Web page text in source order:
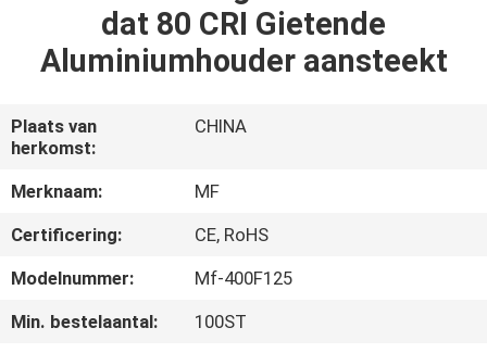
PRODUCTEN
OVER
ONS
FABRIEKSREIS
KWALITEITSCONTROLE
dat 80 CRI Gietende
Aluminiumhouder aansteekt
Plaats van
herkomst:
CHINA
Merknaam:
MF
Certificering:
CE, RoHS
Modelnummer:
Mf-400F125
Min. bestelaantal:
100ST